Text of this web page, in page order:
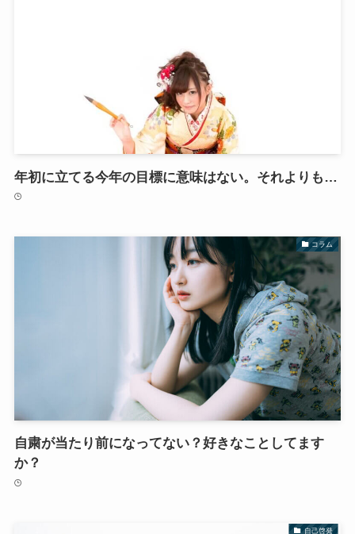
年初に立てる今年の目標に意味はない。それよりも…
コラム
自粛が当たり前になってない？好きなことしてます
か？
自己啓発